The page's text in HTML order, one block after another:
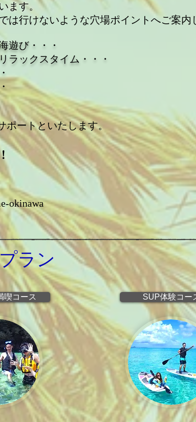
。
行けないような穴場ポイントへご案内
遊び・・・
ラックスタイム・・・
ートといたします。
okinawa
ラン
喫コース SUP体験コー